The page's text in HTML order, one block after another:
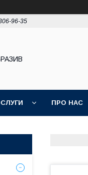
96-35
ПРО НАС